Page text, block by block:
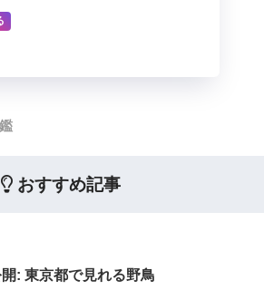
おすすめ記事
: 東京都で見れる野鳥